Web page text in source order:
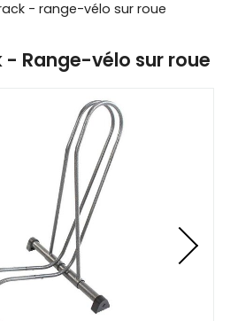
- range-vélo sur roue
- Range-vélo sur roue